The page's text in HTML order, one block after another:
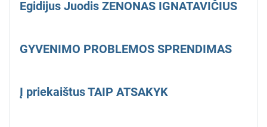
Egidijus Juodis ZENONAS IGNATAVIČIUS
GYVENIMO PROBLEMOS SPRENDIMAS
Į priekaištus TAIP ATSAKYK